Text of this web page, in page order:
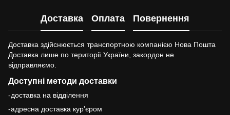
Доставка Оплата Повернення
Доставка здійснюється транспортною компанією Нова Пошта
Доставка лише по території України, закордон не
відправляємо.
Доступні методи доставки
-доставка на відділення
-адресна доставка курʼєром